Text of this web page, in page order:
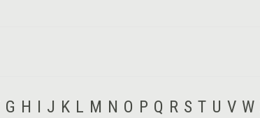
G H I J K L M N O P Q R S T U V W